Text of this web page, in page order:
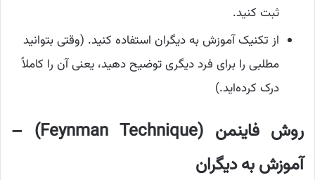
ثبت کنید.
از تکنیک آموزش به دیگران استفاده کنید. (وقتی بتوانید
مطلبی را برای فرد دیگری توضیح دهید، یعنی آن را کاملاً
درک کرده‌اید.)
روش فاینمن (Feynman Technique) –
آموزش به دیگران